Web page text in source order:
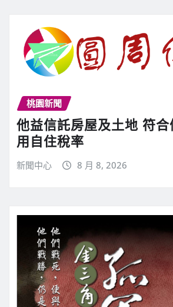
桃園新聞
他益信託房屋及土地 符
用自住稅率
新聞中心 8 月 8, 2026